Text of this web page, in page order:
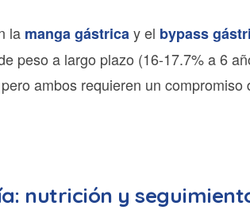
la manga gástricay el bypass
peso a largo plazo (16-17.7% a 6
ambos requieren un compromiso
nutrición y